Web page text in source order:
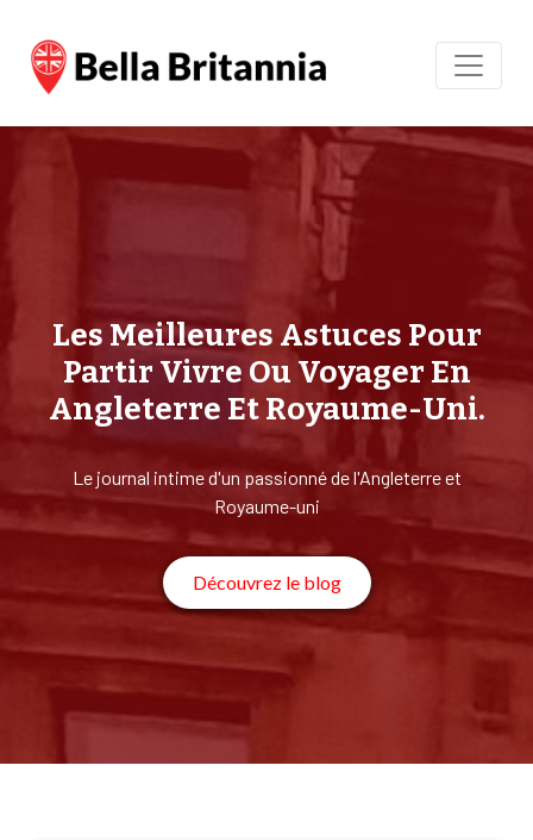
Les Meilleures Astuces Pour
Partir Vivre Ou Voyager En
Angleterre Et Royaume-Uni.
Le journal intime d'un passionné de l'Angleterre et
Royaume-uni
Découvrez le blog